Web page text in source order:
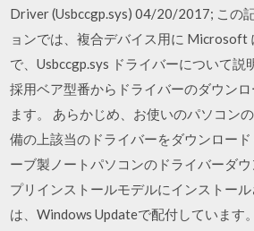
Driver (Usbccgp.sys) 04/20/2017; この
ョンでは、複合デバイス用に Microsoft
で、Usbccgp.sys ドライバーについて説
採用ベア型番からドライバーのダウン
ます。 あらかじめ、お使いのパソコン
備の上該当のドライバーをダウンロー
ーブ製ノートパソコンのドライバーダ
プリインストールモデルにインストー
は、Windows Updateで配付しています